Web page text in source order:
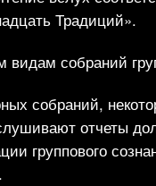
Традиций».
собраний
собраний,
отчеты
группового